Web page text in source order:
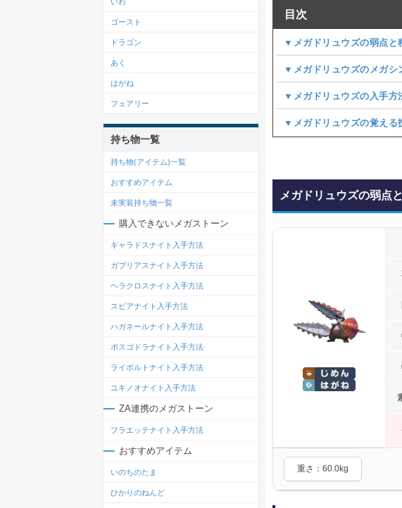
目次
▼メガドリュウズの弱点と
▼メガドリュウズのメガシ
▼メガドリュウズの入手方
▼メガドリュウズの覚える
メガドリュウズの弱点
重さ：60.0kg
ゴースト
ドラゴン
あく
はがね
フェアリー
持ち物一覧
持ち物(アイテム)一覧
おすすめアイテム
未実装持ち物一覧
購入できないメガストーン
ギャラドスナイト入手方法
ガブリアスナイト入手方法
ヘラクロスナイト入手方法
スピアナイト入手方法
ハガネールナイト入手方法
ボスゴドラナイト入手方法
ライボルトナイト入手方法
ユキノオナイト入手方法
ZA連携のメガストーン
フラエッテナイト入手方法
おすすめアイテム
いのちのたま
ひかりのねんど